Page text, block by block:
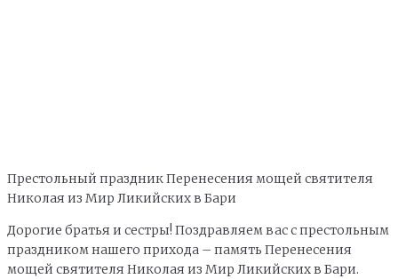
Престольный праздник Перенесения мощей святителя
Николая из Мир Ликийских в Бари
Дорогие братья и сестры! Поздравляем вас с престольным
праздником нашего прихода – память Перенесения
мощей святителя Николая из Мир Ликийских в Бари.